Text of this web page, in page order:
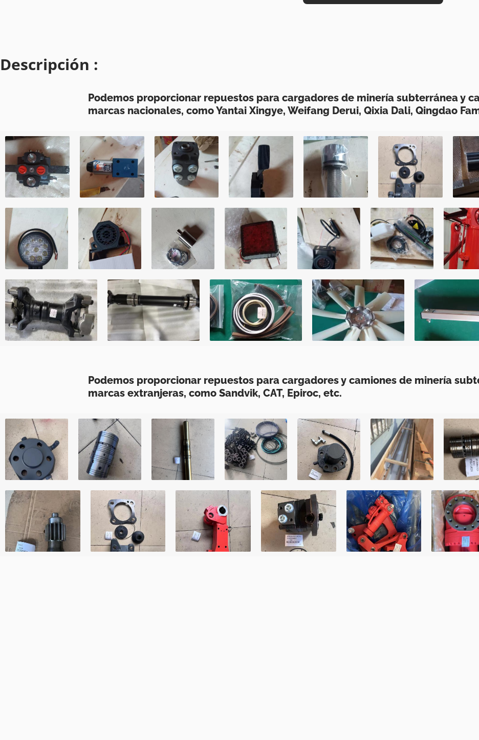
Descripción :
Podemos proporcionar repuestos para cargadores de minería subterránea y
marcas nacionales, como Yantai Xingye, Weifang Derui, Qixia Dali, Qingdao
Podemos proporcionar repuestos para cargadores y camiones de minería
marcas extranjeras, como Sandvik, CAT, Epiroc, etc.